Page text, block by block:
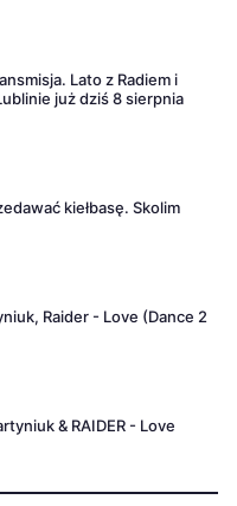
Lato z Radiem i
już dziś 8 sierpnia
kiełbasę. Skolim
Raider - Love (Dance 2
& RAIDER - Love